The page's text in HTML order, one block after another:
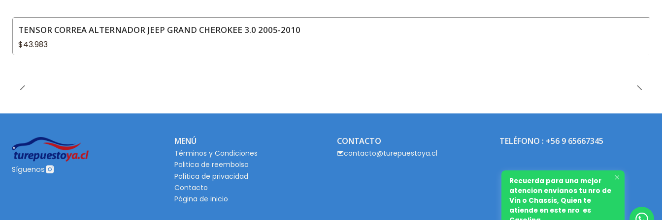
TENSOR CORREA ALTERNADOR JEEP GRAND CHEROKEE 3.0 2005-2010
$43.983
Síguenos
MENÚ
Términos y Condiciones
Politica de reembolso
Política de privacidad
Contacto
Página de inicio
CONTACTO
contacto@turepuestoya.cl
TELÉFONO : +56 9 65667345
Recuerda para una mejor
atencion envianos tu nro de
Vin o Chassis, Quien te
atiende en este nro es